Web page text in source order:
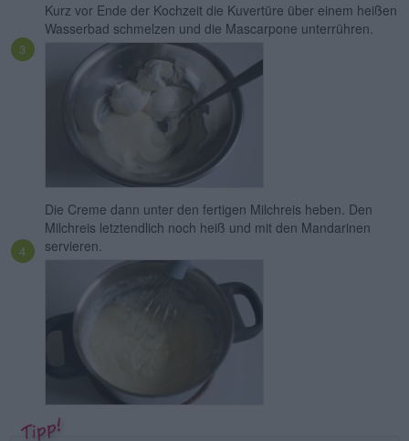
Kurz vor Ende der Kochzeit die Kuvertüre über einem heißen
Wasserbad schmelzen und die Mascarpone unterrühren.
Die Creme dann unter den fertigen Milchreis heben. Den
Milchreis letztendlich noch heiß und mit den Mandarinen
servieren.